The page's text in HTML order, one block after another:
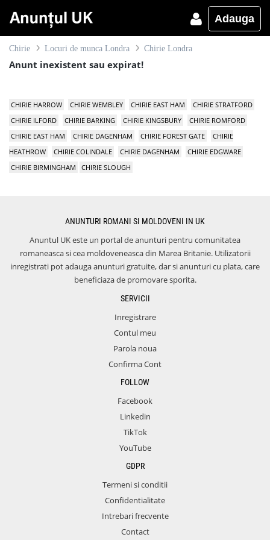
Adauga
Chirie Locuri de munca Londra Chirie Londra
Anunt inexistent sau expirat!
CHIRIE HARROW CHIRIE WEMBLEY CHIRIE EAST HAM
CHIRIE STRATFORD
CHIRIE ILFORD
CHIRIE BARKING CHIRIE KINGSBURY
CHIRIE ROMFORD
CHIRIE EAST HAM
CHIRIE DAGENHAM CHIRIE FOREST GATE
CHIRIE
HEATHROW
CHIRIE COLINDALE CHIRIE DAGENHAM
CHIRIE EDGWARE
CHIRIE BIRMINGHAM
CHIRIE SLOUGH
ANUNTURI ROMANI SI MOLDOVENI IN UK
Anuntul UK este un portal de anunturi pentru comunitatea
romaneasca si cea moldoveneasca din Marea Britanie. Utilizatorii
inregistrati pot adauga anunturi gratuite, dar si anunturi cu plata, care
beneficiaza de promovare sporita.
SERVICII
Inregistrare
Contul meu
Parola noua
Confirma Cont
FOLLOW
Facebook
Linkedin
TikTok
YouTube
GDPR
Termeni si conditii
Confidentialitate
Intrebari frecvente
Contact